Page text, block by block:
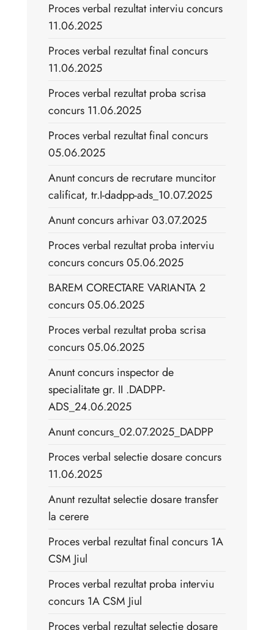
Proces verbal rezultat interviu concurs
11.06.2025
Proces verbal rezultat final concurs
11.06.2025
Proces verbal rezultat proba scrisa
concurs 11.06.2025
Proces verbal rezultat final concurs
05.06.2025
Anunt concurs de recrutare muncitor
calificat, tr.I-dadpp-ads_10.07.2025
Anunt concurs arhivar 03.07.2025
Proces verbal rezultat proba interviu
concurs concurs 05.06.2025
BAREM CORECTARE VARIANTA 2
concurs 05.06.2025
Proces verbal rezultat proba scrisa
concurs 05.06.2025
Anunt concurs inspector de
specialitate gr. II .DADPP-
ADS_24.06.2025
Anunt concurs_02.07.2025_DADPP
Proces verbal selectie dosare concurs
11.06.2025
Anunt rezultat selectie dosare transfer
la cerere
Proces verbal rezultat final concurs 1A
CSM Jiul
Proces verbal rezultat proba interviu
concurs 1A CSM Jiul
Proces verbal rezultat selectie dosare